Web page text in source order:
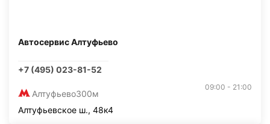
Автосервис Алтуфьево
+7 (495) 023-81-52
Алтуфьево300м
09:00 - 21:00
Алтуфьевское ш., 48к4